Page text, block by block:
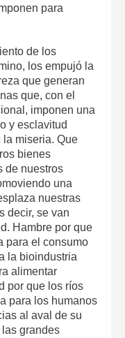
para
de los
los empujó la
que generan
que, con el
imponen una
y esclavitud
la miseria. Que
bienes
de nuestros
una
nuestras
decir, se van
Hambre por que
para el consumo
la bioindustria
alimentar
por que los ríos
para los humanos
al aval de su
grandes